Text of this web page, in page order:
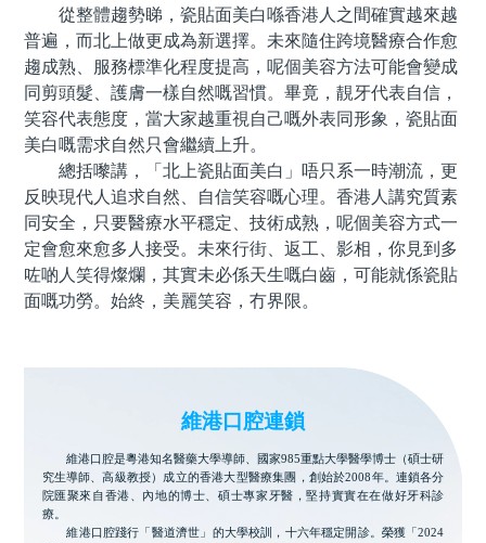
從整體趨勢睇，瓷貼面美白喺香港人之間確實越來越
普遍，而北上做更成為新選擇。未來隨住跨境醫療合作愈
趨成熟、服務標準化程度提高，呢個美容方法可能會變成
同剪頭髮、護膚一樣自然嘅習慣。畢竟，靚牙代表自信，
笑容代表態度，當大家越重視自己嘅外表同形象，瓷貼面
美白嘅需求自然只會繼續上升。
總括嚟講，「北上瓷貼面美白」唔只系一時潮流，更
反映現代人追求自然、自信笑容嘅心理。香港人講究質素
同安全，只要醫療水平穩定、技術成熟，呢個美容方式一
定會愈來愈多人接受。未來行街、返工、影相，你見到多
咗啲人笑得燦爛，其實未必係天生嘅白齒，可能就係瓷貼
面嘅功勞。始終，美麗笑容，冇界限。
維港口腔連鎖
維港口腔是粵港知名醫藥大學導師、國家985重點大學醫學博士（碩士研
究生導師、高級教授）成立的香港大型醫療集團，創始於2008年。連鎖各分
院匯聚來自香港、內地的博士、碩士專家牙醫，堅持實實在在做好牙科診
療。
維港口腔踐行「醫道濟世」的大學校訓，十六年穩定開診。榮獲「2024